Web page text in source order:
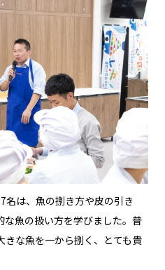
名は、魚の捌き方や皮の引き
魚の扱い方を学びました。普
な魚を一から捌く、とても貴